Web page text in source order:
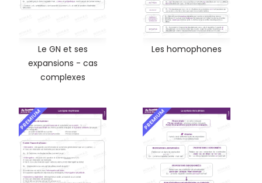
Le GN et ses
expansions - cas
complexes
Les homophones
PREMIUM PREMIUM